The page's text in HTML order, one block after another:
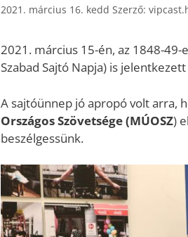
2021. március 16. kedd Szerző:
2021. március 15-én, az 1848-
Szabad Sajtó Napja) is
A sajtóünnep jó apropó volt arra,
Országos Szövetsége (MÚOSZ)
beszélgessünk.